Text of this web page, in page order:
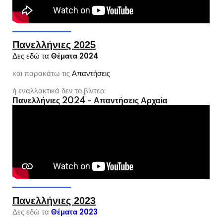
Πανελλήνιες 2025
Δες εδώ τα Θέματα 2024
και παρακάτω τιςΑπαντήσεις
ή εναλλακτικά δεν το βίντεο:
Πανελλήνιες 2024 - Απαντήσεις Αρχαία
Πανελλήνιες 2023
Δες εδώ τα Θέματα 2023